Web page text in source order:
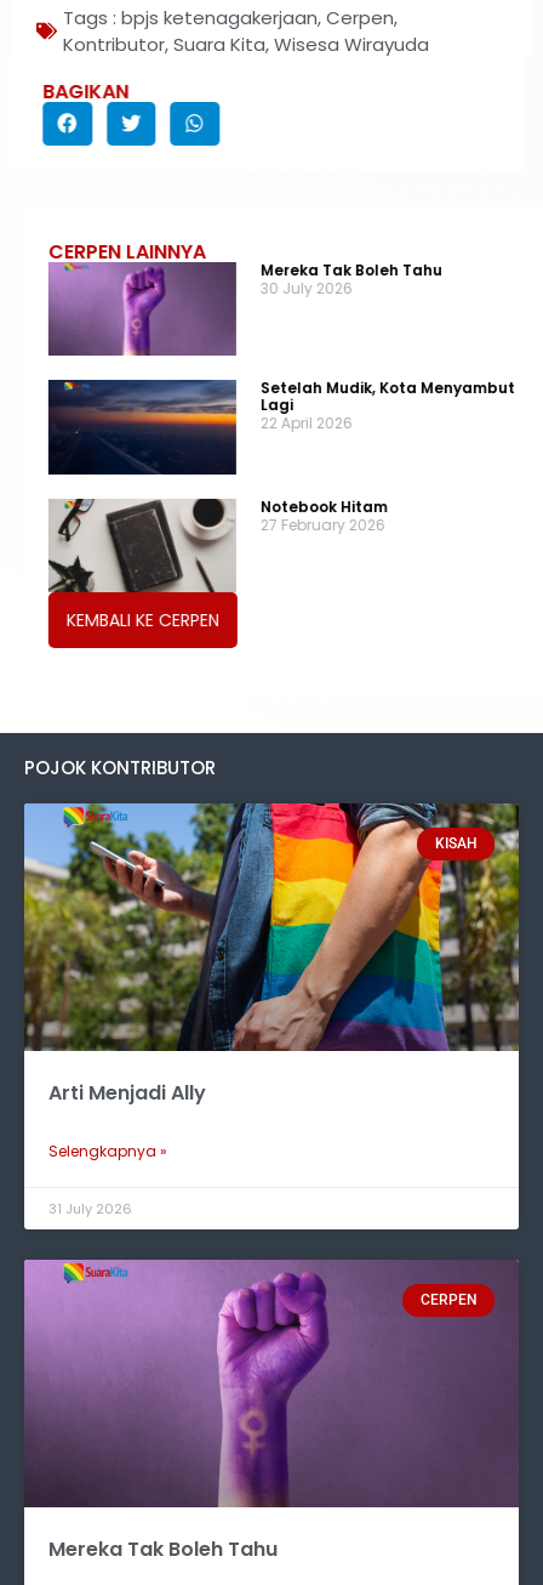
Tags : bpjs ketenagakerjaan,Cerpen,
Kontributor,Suara Kita,Wisesa Wirayuda
BAGIKAN
CERPEN LAINNYA
Mereka Tak Boleh Tahu
30 July 2026
Setelah Mudik, Kota Menyambut
Lagi
22 April 2026
Notebook Hitam
27 February 2026
KEMBALI KE CERPEN
POJOK KONTRIBUTOR
KISAH
Arti Menjadi Ally
Selengkapnya »
31 July 2026
CERPEN
Mereka Tak Boleh Tahu